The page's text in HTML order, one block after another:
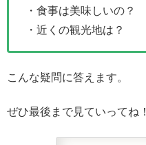
・食事は美味しいの？
・近くの観光地は？
こんな疑問に答えます。
ぜひ最後まで見ていってね！